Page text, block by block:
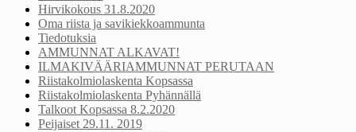
Hirvikokous 31.8.2020
Oma riista ja savikiekkoammunta
Tiedotuksia
AMMUNNAT ALKAVAT!
ILMAKIVÄÄRIAMMUNNAT PERUTAAN
Riistakolmiolaskenta Kopsassa
Riistakolmiolaskenta Pyhännällä
Talkoot Kopsassa 8.2.2020
Peijaiset 29.11. 2019